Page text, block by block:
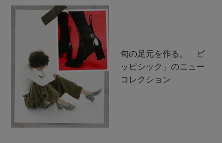
旬の足元を作る。「ピ
ッピシック」のニュー
コレクション